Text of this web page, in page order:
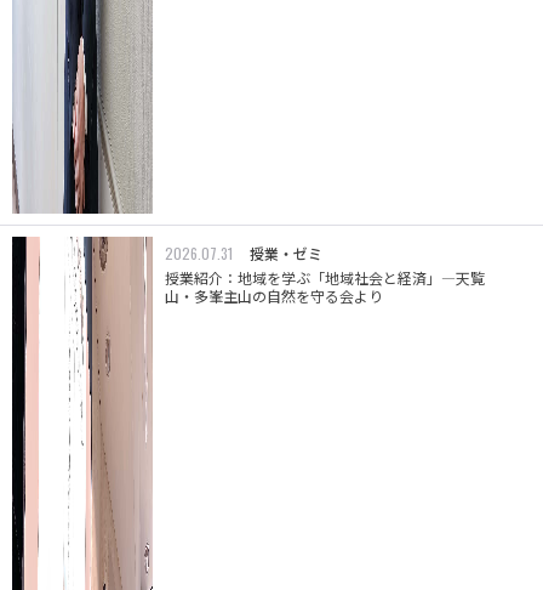
2026.07.31
授業・ゼミ
授業紹介：地域を学ぶ「地域社会と経済」―天覧
山・多峯主山の自然を守る会より